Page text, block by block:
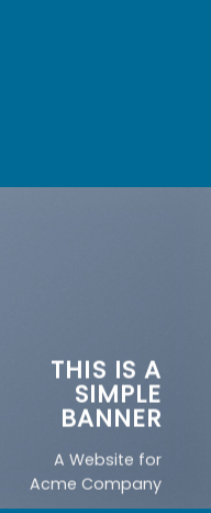
THIS IS A
SIMPLE
BANNER
A Website for
Acme Company